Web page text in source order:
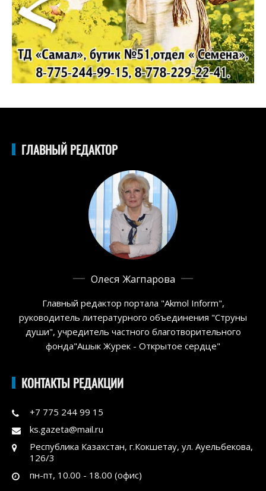
ГЛАВНЫЙ РЕДАКТОР
Олеся Жагпарова
Главный редактор портала "Akmol Inform",
руководитель литературного объединения "Струны
души", учредитель частного благотворительного
фонда"Ашык Журек - Открытое сердце"
КОНТАКТЫ РЕДАКЦИИ
+7 775 244 99 15
ks.gazeta@mail.ru
Республика Казахстан, г.Кокшетау, ул. Ауельбекова,
126/3
пн-пт, 10.00 - 18.00 (офис)